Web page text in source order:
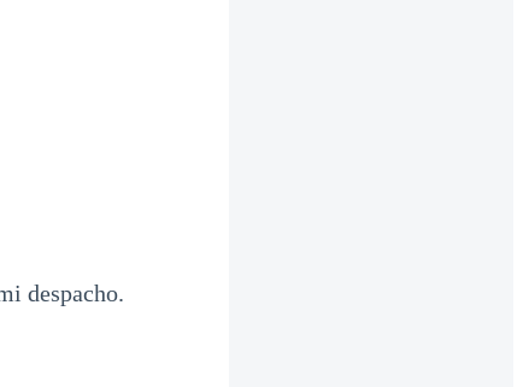
despacho.